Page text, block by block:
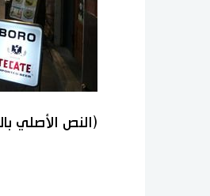
(النص الأصلي